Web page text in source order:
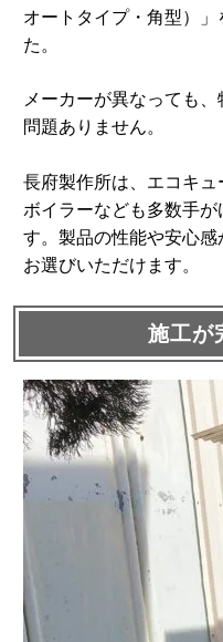
オートタイプ・角型）
た。
メーカーが異なっても
問題ありません。
長府製作所は、エコキ
ボイラーなども多数手
す。製品の性能や安心
お選びいただけます。
施工が